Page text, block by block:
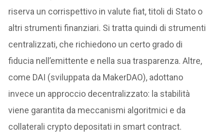
riserva un corrispettivo in valute fiat, titoli di Stato o
altri strumenti finanziari. Si tratta quindi di strumenti
centralizzati, che richiedono un certo grado di
fiducia nell’emittente e nella sua trasparenza. Altre,
come DAI (sviluppata da MakerDAO), adottano
invece un approccio decentralizzato: la stabilità
viene garantita da meccanismi algoritmici e da
collaterali crypto depositati in smart contract.